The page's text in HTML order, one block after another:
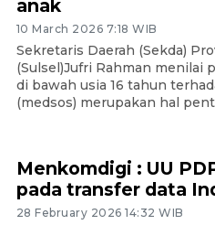
anak
10 March 2026 7:18 WIB
Sekretaris Daerah (Sekda)
(Sulsel)Jufri Rahman menilai
di bawah usia 16 tahun
(medsos) merupakan hal
Menkomdigi : UU
pada transfer data
28 February 2026 14:32 WIB